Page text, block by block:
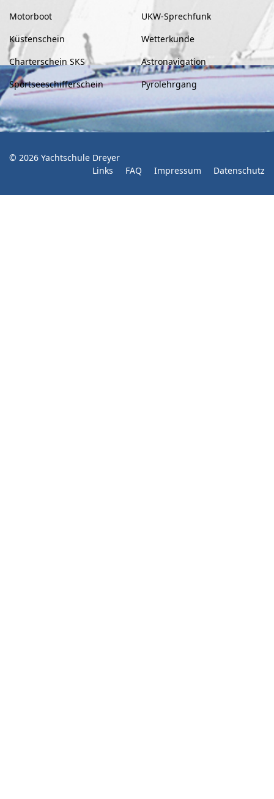
Motorboot
Küstenschein
Charterschein SKS
Sportseeschifferschein
UKW-Sprechfunk
Wetterkunde
Astronavigation
Pyrolehrgang
© 2026 Yachtschule Dreyer
Links
FAQ Impressum Datenschutz